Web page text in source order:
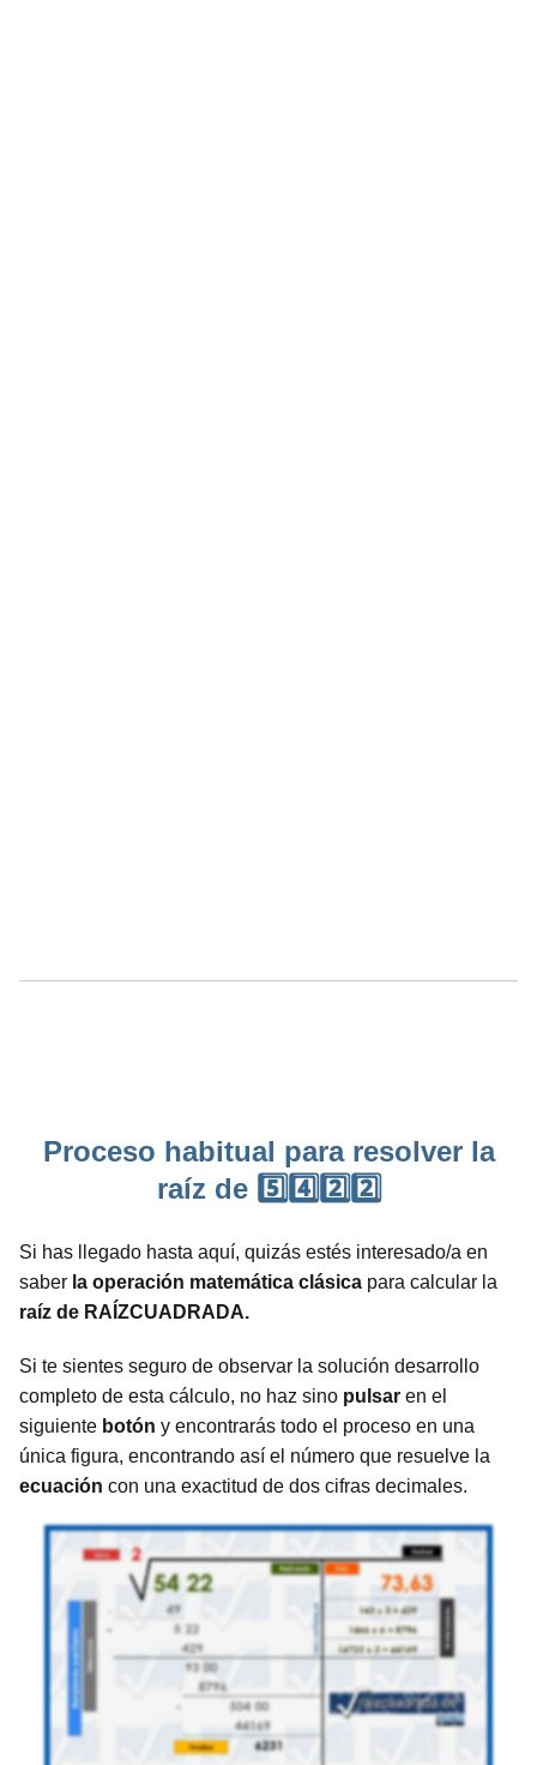
Proceso habitual para resolver la
raíz de 5️⃣4️⃣2️⃣2️⃣
Si has llegado hasta aquí, quizás estés interesado/a en
saber la operación matemática clásica para calcular la
raíz de RAÍZCUADRADA.
Si te sientes seguro de observar la solución desarrollo
completo de esta cálculo, no haz sino pulsar en el
siguiente botón y encontrarás todo el proceso en una
única figura, encontrando así el número que resuelve la
ecuación con una exactitud de dos cifras decimales.